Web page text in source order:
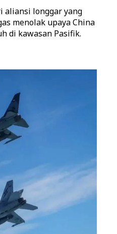
aliansi longgar yang
menolak upaya China
di kawasan Pasifik.